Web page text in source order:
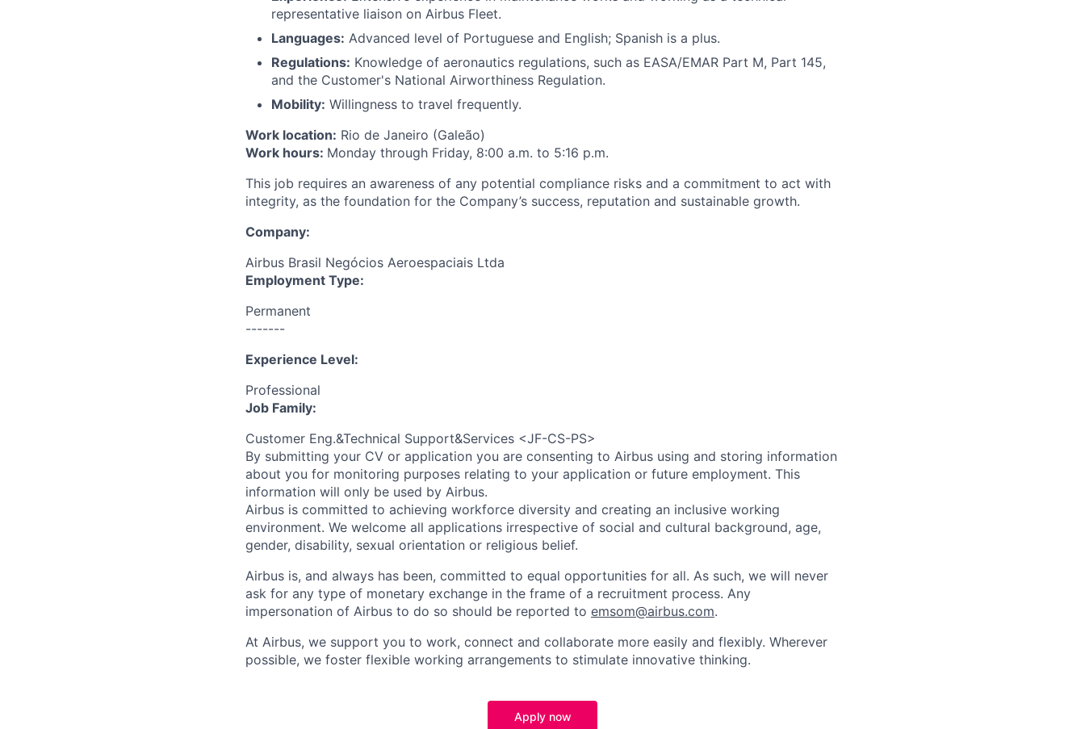
representative liaison on Airbus Fleet.
Languages: Advanced level of Portuguese and English; Spanish is a plus.
Regulations: Knowledge of aeronautics regulations, such as EASA/EMAR Part M, Part 145,
and the Customer's National Airworthiness Regulation.
Mobility: Willingness to travel frequently.
Work location: Rio de Janeiro (Galeão)
Work hours: Monday through Friday, 8:00 a.m. to 5:16 p.m.
This job requires an awareness of any potential compliance risks and a commitment to act with
integrity, as the foundation for the Company’s success, reputation and sustainable growth.
Company:
Airbus Brasil Negócios Aeroespaciais Ltda
Employment Type:
Permanent
-------
Experience Level:
Professional
Job Family:
Customer Eng.&Technical Support&Services <JF-CS-PS>
By submitting your CV or application you are consenting to Airbus using and storing information
about you for monitoring purposes relating to your application or future employment. This
information will only be used by Airbus.
Airbus is committed to achieving workforce diversity and creating an inclusive working
environment. We welcome all applications irrespective of social and cultural background, age,
gender, disability, sexual orientation or religious belief.
Airbus is, and always has been, committed to equal opportunities for all. As such, we will never
ask for any type of monetary exchange in the frame of a recruitment process. Any
impersonation of Airbus to do so should be reported to emsom@airbus.com.
At Airbus, we support you to work, connect and collaborate more easily and flexibly. Wherever
possible, we foster flexible working arrangements to stimulate innovative thinking.
Apply now